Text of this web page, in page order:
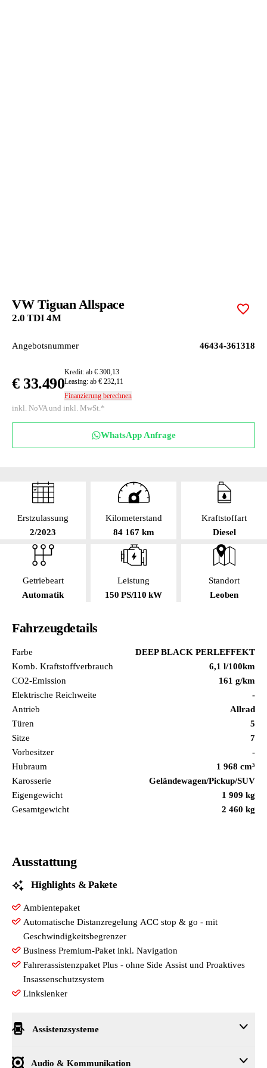
VW Tiguan Allspace
2.0 TDI 4M Zur
Angebotsnummer 46434-361318
€ 33.490
Kredit: ab € 300,13
Leasing: ab € 232,11
Finanzierung berechnen
inkl. NoVA und inkl. MwSt.*
WhatsApp Anfrage
Erstzulassung
2/2023
Kilometerstand
84 167 km
Kraftstoffart
Diesel
Getriebeart
Automatik
Leistung
150 PS/110 kW
Standort
Leoben
Fahrzeugdetails
Farbe
DEEP BLACK PERLEFFEKT
Komb. Kraftstoffverbrauch
6,1 l/100km
CO2-Emission
161 g/km
Elektrische Reichweite
-
Antrieb
Allrad
Türen
5
Sitze
7
Vorbesitzer
-
Hubraum
1 968 cm³
Karosserie
Geländewagen/Pickup/SUV
Eigengewicht
1 909 kg
Gesamtgewicht
2 460 kg
Ausstattung
Highlights & Pakete
Ambientepaket
Automatische Distanzregelung ACC stop & go - mit
Geschwindigkeitsbegrenzer
Business Premium-Paket inkl. Navigation
Fahrerassistenzpaket Plus - ohne Side Assist und Proaktives
Insassenschutzsystem
Linkslenker
Assistenzsysteme
Bergabfahrassistent
Audio & Kommunikation